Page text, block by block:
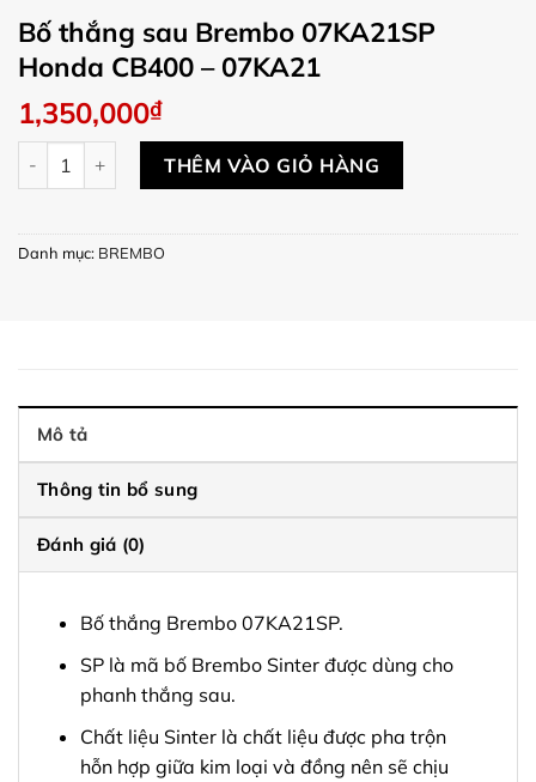
Bố thắng sau Brembo 07KA21SP
Honda CB400 – 07KA21
1,350,000₫
Bố thắng sau Brembo 07KA21SP Honda CB400 - 07KA21 số
THÊM VÀO GIỎ HÀNG
Danh mục: BREMBO
Mô tả
Thông tin bổ sung
Đánh giá (0)
Bố thắng Brembo 07KA21SP.
SP là mã bố Brembo Sinter được dùng cho
phanh thắng sau.
Chất liệu Sinter là chất liệu được pha trộn
hỗn hợp giữa kim loại và đồng nên sẽ chịu